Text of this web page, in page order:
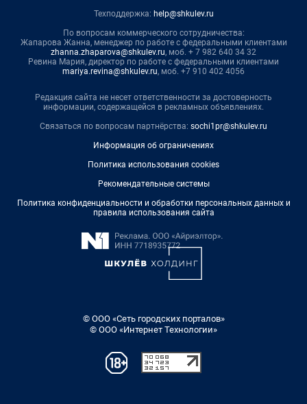
Техподдержка: help@shkulev.ru
По вопросам коммерческого сотрудничества:
Жапарова Жанна, менеджер по работе с федеральными клиентами
zhanna.zhaparova@shkulev.ru, моб. + 7 982 640 34 32
Ревина Мария, директор по работе с федеральными клиентами
mariya.revina@shkulev.ru, моб. +7 910 402 4056
Редакция сайта не несет ответственности за достоверность
информации, содержащейся в рекламных объявлениях.
Связаться по вопросам партнёрства: sochi1pr@shkulev.ru
Информация об ограничениях
Политика использования cookies
Рекомендательные системы
Политика конфиденциальности и обработки персональных данных и
правила использования сайта
© ООО «Сеть городских порталов»
© ООО «Интернет Технологии»